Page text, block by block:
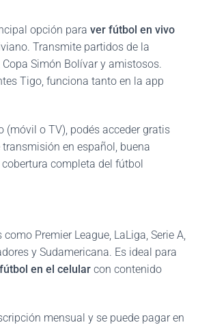
opción para ver fútbol en vivo
Transmite partidos de la
Simón Bolívar y amistosos.
Tigo, funciona tanto en la app
(móvil o TV), podés acceder gratis
en español, buena
completa del fútbol
Premier League, LaLiga, Serie A,
y Sudamericana. Es ideal para
en el celular con contenido
mensual y se puede pagar en